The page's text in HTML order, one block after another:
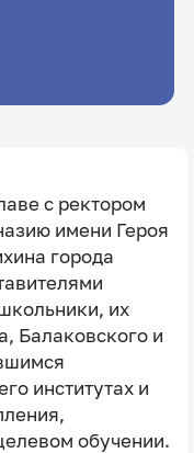
с ректором
имени Героя
города
их
Балаковского и
институтах и
обучении.